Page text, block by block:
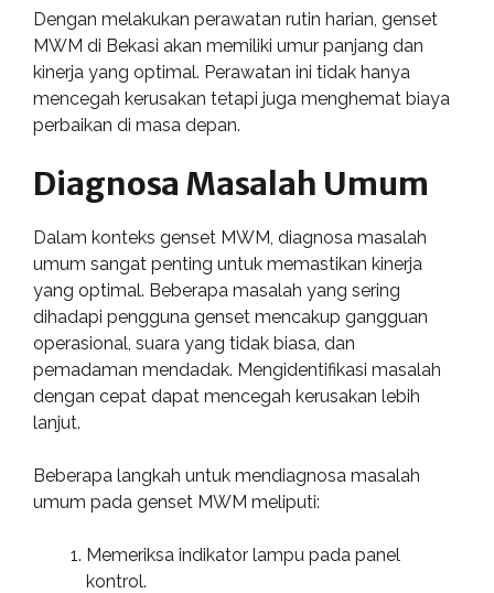
Dengan melakukan perawatan rutin harian, genset
MWM di Bekasi akan memiliki umur panjang dan
kinerja yang optimal. Perawatan ini tidak hanya
mencegah kerusakan tetapi juga menghemat biaya
perbaikan di masa depan.
Diagnosa Masalah Umum
Dalam konteks genset MWM, diagnosa masalah
umum sangat penting untuk memastikan kinerja
yang optimal. Beberapa masalah yang sering
dihadapi pengguna genset mencakup gangguan
operasional, suara yang tidak biasa, dan
pemadaman mendadak. Mengidentifikasi masalah
dengan cepat dapat mencegah kerusakan lebih
lanjut.
Beberapa langkah untuk mendiagnosa masalah
umum pada genset MWM meliputi:
Memeriksa indikator lampu pada panel
kontrol.